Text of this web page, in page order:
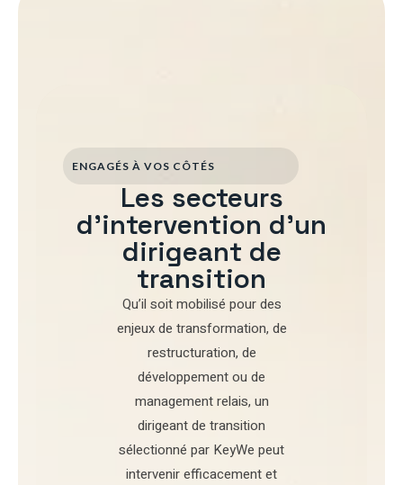
ENGAGÉS À VOS CÔTÉS
Les secteurs
d'intervention d'un
dirigeant de
transition
Qu’il soit mobilisé pourdes
enjeux de transformation, de
restructuration, de
développementou de
management relais, un
dirigeant de transition
sélectionné par KeyWe peut
intervenir efficacement et